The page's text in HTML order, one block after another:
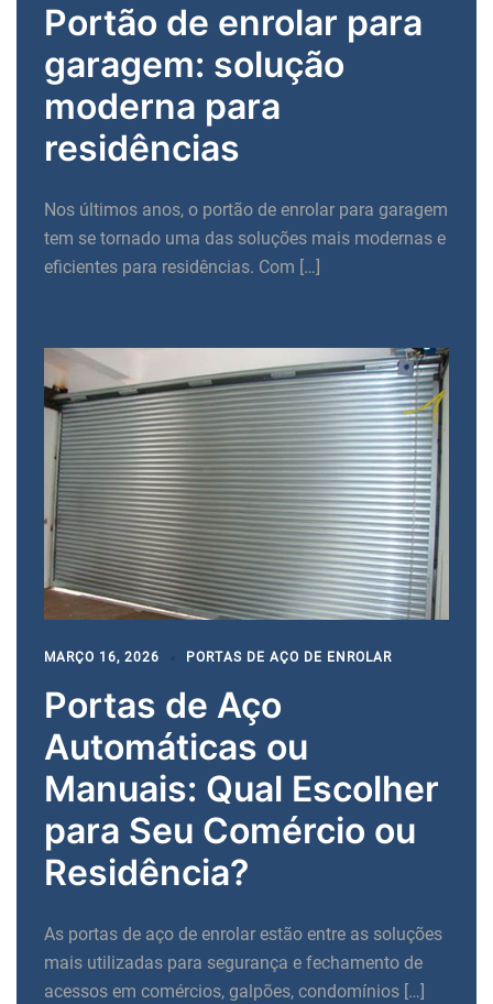
Portão de enrolar para
garagem: solução
moderna para
residências
Nos últimos anos, o portão de enrolar para garagem
tem se tornado uma das soluções mais modernas e
eficientes para residências. Com […]
MARÇO 16, 2026 PORTAS DE AÇO DE ENROLAR
Portas de Aço
Automáticas ou
Manuais: Qual Escolher
para Seu Comércio ou
Residência?
As portas de aço de enrolar estão entre as soluções
mais utilizadas para segurança e fechamento de
acessos em comércios, galpões, condomínios […]